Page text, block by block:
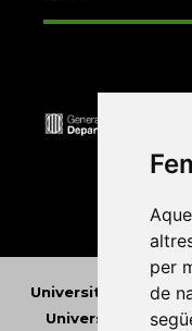
per
de
Universitat Abat
Universitat